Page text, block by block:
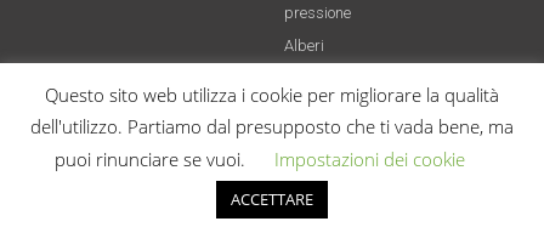
pressione
Alberi
Partners
Questo sito web utilizza i cookie per migliorare la qualità
dell'utilizzo. Partiamo dal presupposto che ti vada bene, ma
puoi rinunciare se vuoi.
Impostazioni dei cookie
ACCETTARE